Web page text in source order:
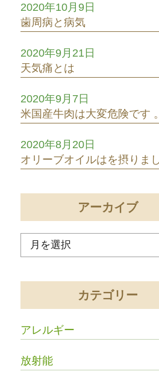
歯周病と病気
2020年10月9日
天気痛とは
2020年9月21日
米国産牛肉は大変危険です 。
2020年9月7日
オリーブオイルはを摂りま
2020年8月20日
アーカイブ
カテゴリー
アレルギー
放射能